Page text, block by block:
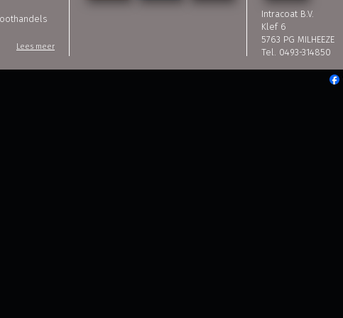
Lees meer
Intracoat B.V.
Klef 6
5763 PG MILHEEZE
Tel. 0493-314850